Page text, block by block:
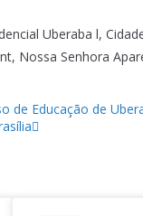
Uberaba l,
Nossa Senhora
de Educação de